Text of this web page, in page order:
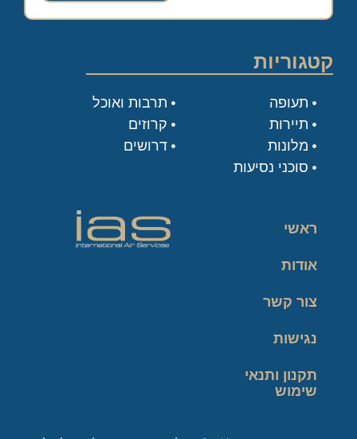
קטגוריות
תעופה
תיירות
מלונות
סוכני נסיעות
תרבות ואוכל
קרוזים
דרושים
ראשי
אודות
צור קשר
נגישות
תקנון ותנאי
שימוש